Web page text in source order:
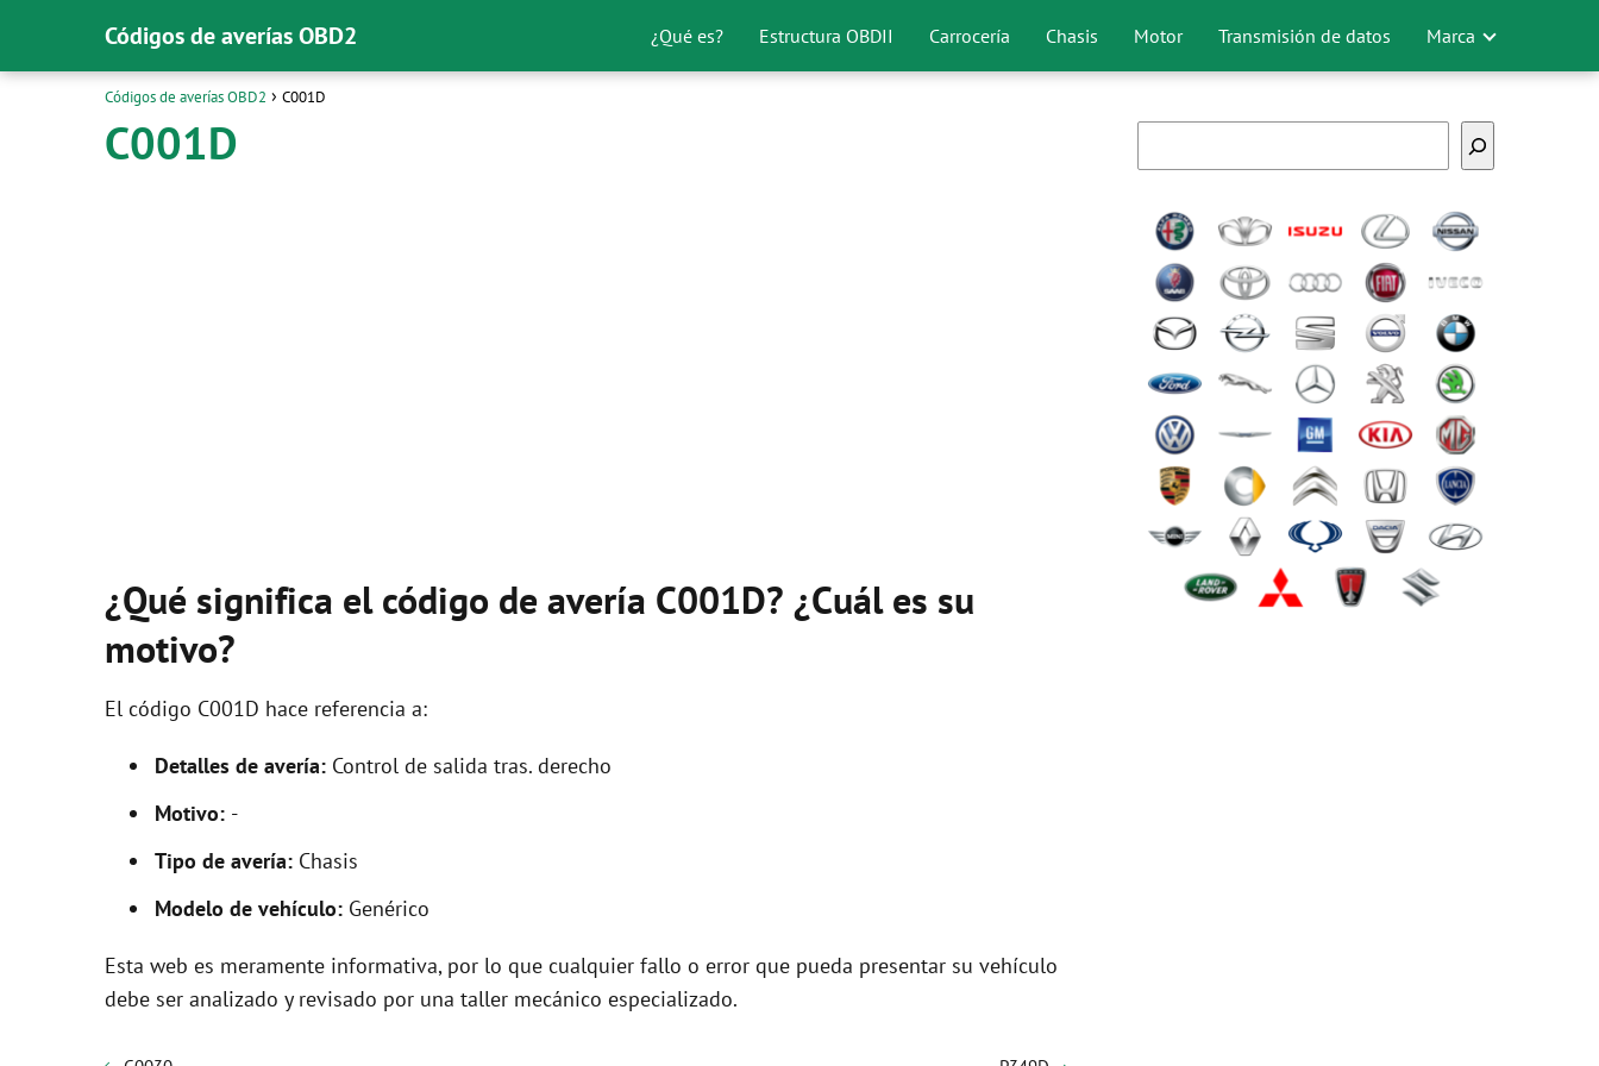
Códigos de averías OBD2 ¿Qué es? Estructura OBDII Carrocería Chasis Motor Transmisión de datos Marca
Códigos de averías OBD2 C001D
C001D
¿Qué significa el código de avería C001D? ¿Cuál es su
motivo?
El código C001D hace referencia a:
Detalles de avería: Control de salida tras. derecho
Motivo: -
Tipo de avería: Chasis
Modelo de vehículo: Genérico
Esta web es meramente informativa, por lo que cualquier fallo o error que pueda presentar su vehículo
debe ser analizado y revisado por una taller mecánico especializado.